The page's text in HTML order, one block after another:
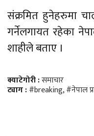
संक्रमित हुनेहरुमा
गर्नेलगायत रहेका
शाहीले बताए ।
क्याटेगोरी :समाचार
ट्याग :#breaking,#नेपाल